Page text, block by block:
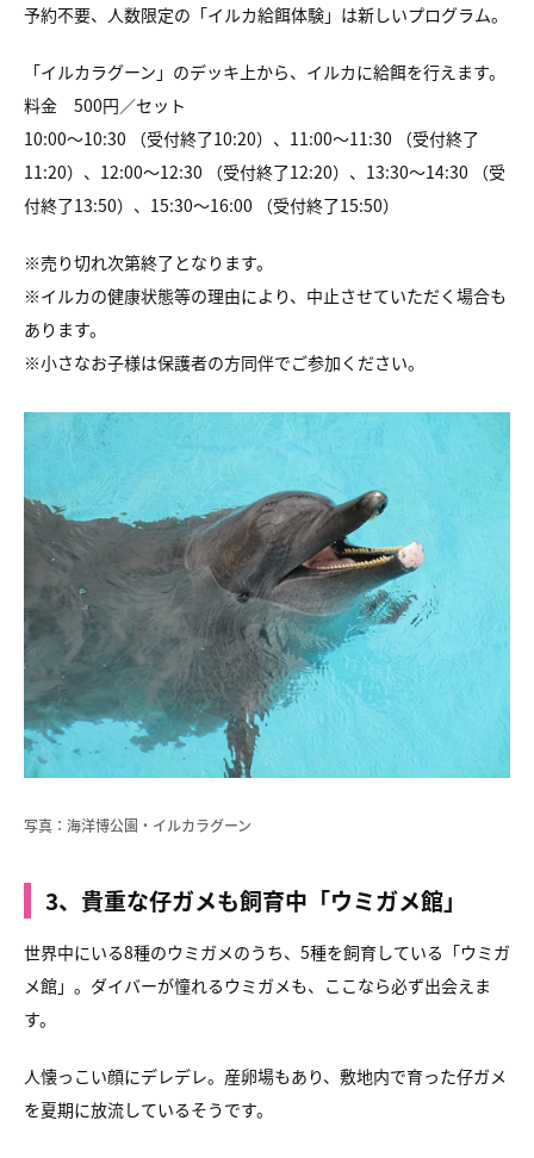
予約不要、人数限定の「イルカ給餌体験」は新しいプログラム。
「イルカラグーン」のデッキ上から、イルカに給餌を行えます。
料金 500円／セット
10:00～10:30 （受付終了10:20）、11:00～11:30 （受付終了
11:20）、12:00～12:30 （受付終了12:20）、13:30～14:30 （受
付終了13:50）、15:30～16:00 （受付終了15:50）
※売り切れ次第終了となります。
※イルカの健康状態等の理由により、 中止させていただく場合も
あります。
※小さなお子様は保護者の方同伴でご参加ください。
写真：海洋博公園・イルカラグーン
3、貴重な仔ガメも飼育中「ウミガメ館」
世界中にいる8種のウミガメのうち、 5種を飼育している「ウミガ
メ館」。 ダイバーが憧れるウミガメも、ここなら必ず出会えま
す。
人懐っこい顔にデレデレ。 産卵場もあり、敷地内で育った仔ガメ
を夏期に放流しているそうです。